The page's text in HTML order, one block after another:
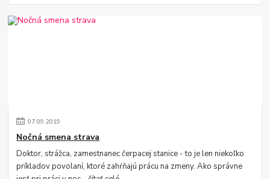
07.09.2019
Nočná smena strava
Doktor, strážca, zamestnanec čerpacej stanice - to je len niekoľko
príkladov povolaní, ktoré zahŕňajú prácu na zmeny. Ako správne